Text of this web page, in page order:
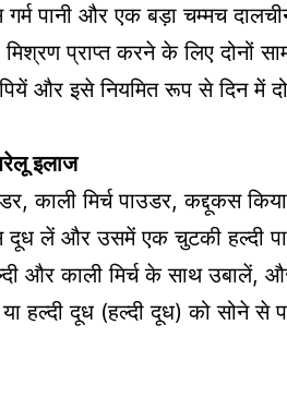
पानी और एक बड़ा चम्मच
प्राप्त करने के लिए दोनों
पियें और इसे नियमित रूप से दिन
इलाज
काली मिर्च पाउडर, कद्दूकस
दूध लें और उसमें एक चुटकी हल्दी
और काली मिर्च के साथ उबालें,
हल्दी दूध (हल्दी दूध) को सोने से